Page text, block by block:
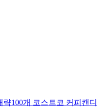
100개 코스트코 커피캔디